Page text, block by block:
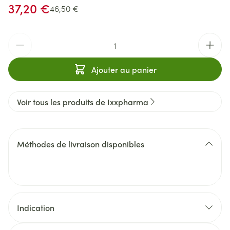
Prix Habituel
46,50 €
Prix spécial
37,20 €
Ajouter au panier
Voir tous les produits de Ixxpharma
Méthodes de livraison disponibles
Indication